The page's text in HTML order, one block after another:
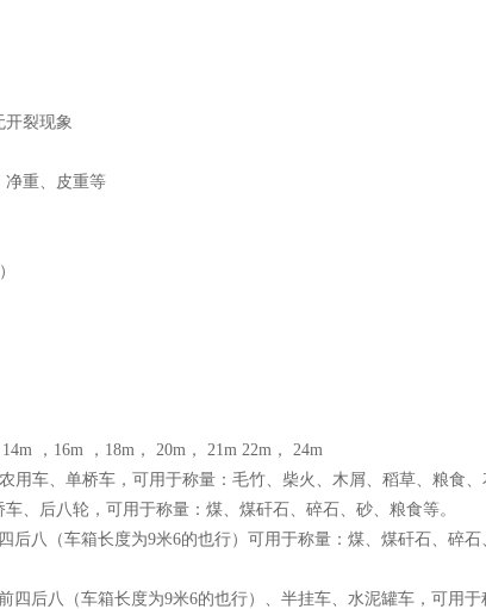
开裂现象
净重、皮重等
，16m ，18m， 20m， 21m 22m， 24m
用车、单桥车，可用于称量：毛竹、柴火、木屑、稻草、粮食、
、后八轮，可用于称量：煤、煤矸石、碎石、砂、粮食等。
后八（车箱长度为9米6的也行）可用于称量：煤、煤矸石、碎石
四后八（车箱长度为9米6的也行）、半挂车、水泥罐车，可用